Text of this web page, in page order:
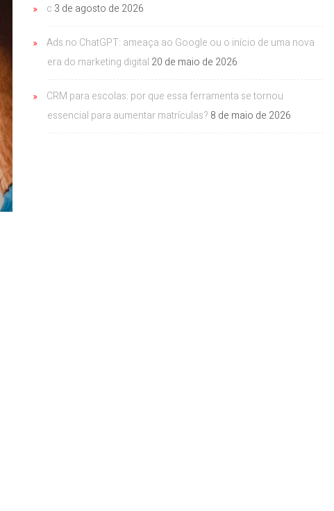
c 3 de agosto de 2026
Ads no ChatGPT: ameaça ao Google ou o início de uma nova
era do marketing digital 20 de maio de 2026
CRM para escolas: por que essa ferramenta se tornou
essencial para aumentar matrículas? 8 de maio de 2026